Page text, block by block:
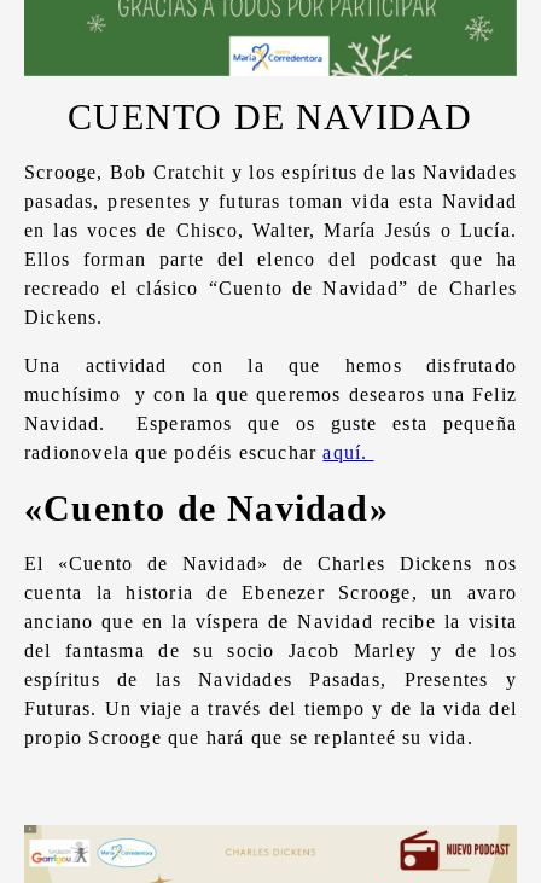
CUENTO DE NAVIDAD
Scrooge, Bob Cratchit y los espíritus de las Navidades
pasadas, presentes y futuras toman vida esta Navidad
en las voces de Chisco, Walter, María Jesús o Lucía.
Ellos forman parte del elenco del podcast que ha
recreado el clásico “Cuento de Navidad” de Charles
Dickens.
Una actividad con la que hemos disfrutado
muchísimo y con la que queremos desearos una Feliz
Navidad. Esperamos que os guste esta pequeña
radionovela que podéis escucharaquí.
«Cuento de Navidad»
El «Cuento de Navidad» de Charles Dickens nos
cuenta la historia de Ebenezer Scrooge, un avaro
anciano que en la víspera de Navidad recibe la visita
del fantasma de su socio Jacob Marley y de los
espíritus de las Navidades Pasadas, Presentes y
Futuras. Un viaje a través del tiempo y de la vida del
propio Scrooge que hará que se replanteé su vida.